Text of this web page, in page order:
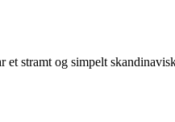
et stramt og simpelt